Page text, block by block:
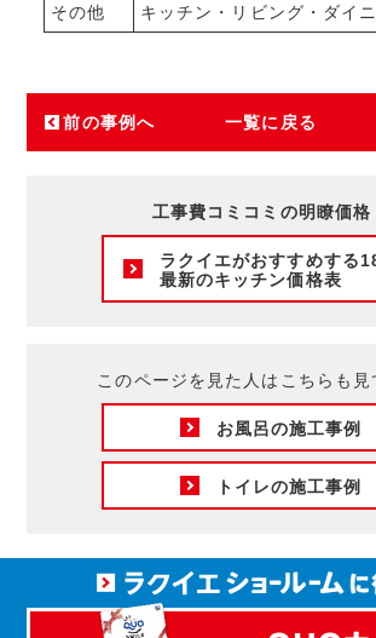
その他 キッチン・リビング・ダイ
前の事例へ 一覧に戻る
工事費コミコミの明瞭価格
ラクイエがおすすめする
最新のキッチン価格表
このページを見た人はこちらも見
お風呂の施工事例
トイレの施工事例